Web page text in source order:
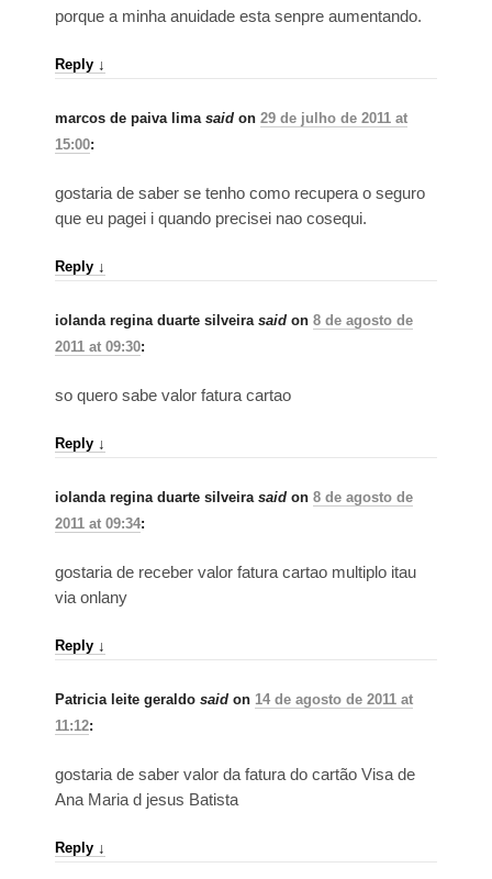
porque a minha anuidade esta senpre aumentando.
Reply ↓
marcos de paiva lima said on 29 de julho de 2011 at
15:00:
gostaria de saber se tenho como recupera o seguro
que eu pagei i quando precisei nao cosequi.
Reply ↓
iolanda regina duarte silveira said on 8 de agosto de
2011 at 09:30:
so quero sabe valor fatura cartao
Reply ↓
iolanda regina duarte silveira said on 8 de agosto de
2011 at 09:34:
gostaria de receber valor fatura cartao multiplo itau
via onlany
Reply ↓
Patricia leite geraldo said on 14 de agosto de 2011 at
11:12:
gostaria de saber valor da fatura do cartão Visa de
Ana Maria d jesus Batista
Reply ↓